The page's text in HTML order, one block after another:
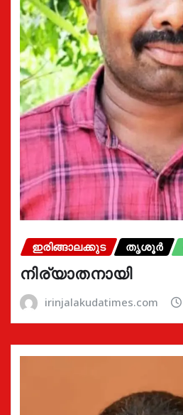
ഇരിങ്ങാലക്കുട തൃശൂർ
നിര്യാതനായി
irinjalakudatimes.com